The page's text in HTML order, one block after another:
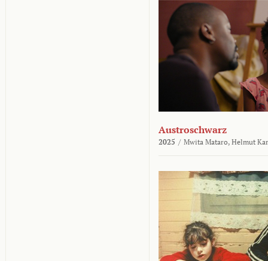
Austroschwarz
2025 / Mwita Mataro, Helmut